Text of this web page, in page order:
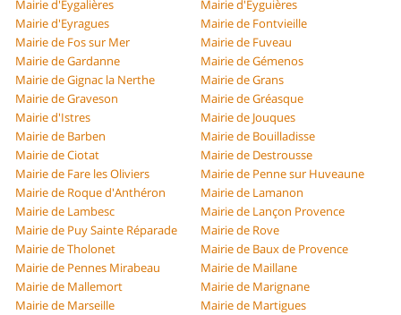
Mairie d'Eygalières
Mairie d'Eyguières
Mairie d'Eyragues
Mairie de Fontvieille
Mairie de Fos sur Mer
Mairie de Fuveau
Mairie de Gardanne
Mairie de Gémenos
Mairie de Gignac la Nerthe
Mairie de Grans
Mairie de Graveson
Mairie de Gréasque
Mairie d'Istres
Mairie de Jouques
Mairie de Barben
Mairie de Bouilladisse
Mairie de Ciotat
Mairie de Destrousse
Mairie de Fare les Oliviers
Mairie de Penne sur Huveaune
Mairie de Roque d'Anthéron
Mairie de Lamanon
Mairie de Lambesc
Mairie de Lançon Provence
Mairie de Puy Sainte Réparade
Mairie de Rove
Mairie de Tholonet
Mairie de Baux de Provence
Mairie de Pennes Mirabeau
Mairie de Maillane
Mairie de Mallemort
Mairie de Marignane
Mairie de Marseille
Mairie de Martigues